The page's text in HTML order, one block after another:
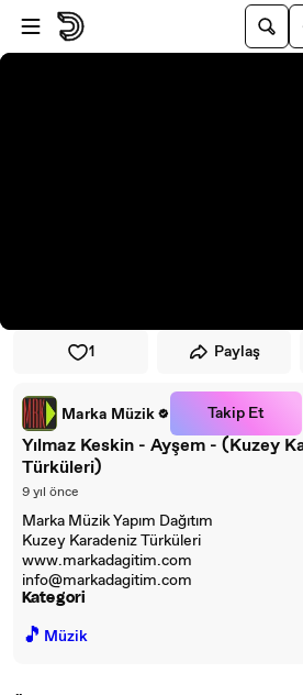
Oynatıcıya atla
Ana içeriğe atla
1 Paylaş
Marka Müzik Takip Et
Yılmaz Keskin - Ayşem - (Kuzey
Türküleri)
9 yıl önce
Marka Müzik Yapım Dağıtım
Kuzey Karadeniz Türküleri
www.markadagitim.com
info@markadagitim.com
Kategori
🎵 Müzik